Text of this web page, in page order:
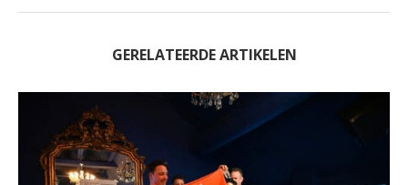
GERELATEERDE ARTIKELEN